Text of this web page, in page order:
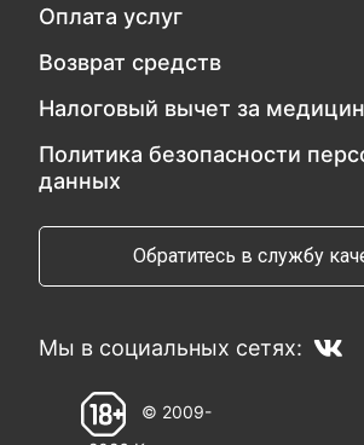
Оплата услуг
Возврат средств
Налоговый вычет за
Политика безопасности
данных
Обратитесь в службу
Мы в социальных сетях:
© 2009-